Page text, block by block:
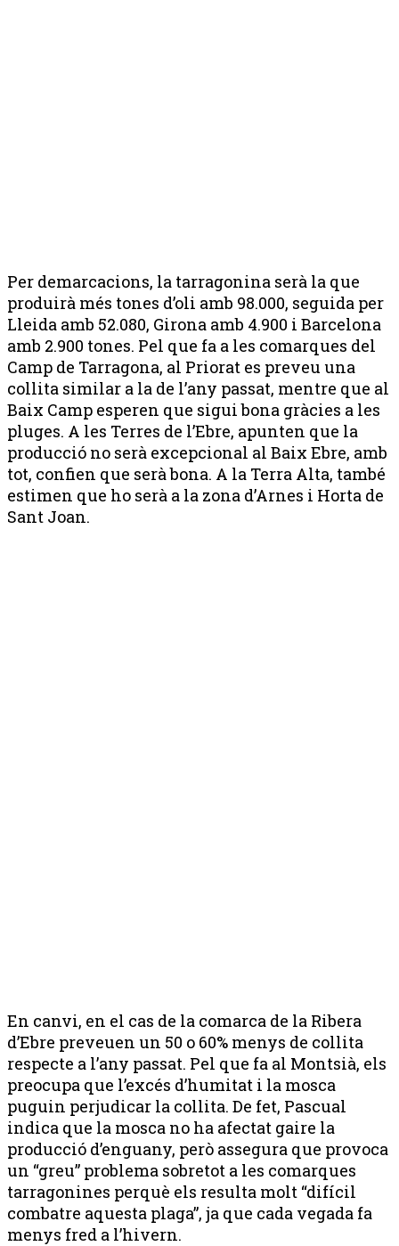
Per demarcacions, la tarragonina serà la que
produirà més tones d’oli amb 98.000, seguida per
Lleida amb 52.080, Girona amb 4.900 i Barcelona
amb 2.900 tones. Pel que fa a les comarques del
Camp de Tarragona, al Priorat es preveu una
collita similar a la de l’any passat, mentre que al
Baix Camp esperen que sigui bona gràcies a les
pluges. A les Terres de l’Ebre, apunten que la
producció no serà excepcional al Baix Ebre, amb
tot, confien que serà bona. A la Terra Alta, també
estimen que ho serà a la zona d’Arnes i Horta de
Sant Joan.
En canvi, en el cas de la comarca de la Ribera
d’Ebre preveuen un 50 o 60% menys de collita
respecte a l’any passat. Pel que fa al Montsià, els
preocupa que l’excés d’humitat i la mosca
puguin perjudicar la collita. De fet, Pascual
indica que la mosca no ha afectat gaire la
producció d’enguany, però assegura que provoca
un “greu” problema sobretot a les comarques
tarragonines perquè els resulta molt “difícil
combatre aquesta plaga”, ja que cada vegada fa
menys fred a l’hivern.